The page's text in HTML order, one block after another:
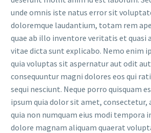
unde omnis iste natus error sit
doloremque laudantium, totam rem
quae ab illo inventore veritatis et quasi
vitae dicta sunt explicabo. Nemo enim
quia voluptas sit aspernatur aut odit
consequuntur magni dolores eos qui
sequi nesciunt. Neque porro quisquam
ipsum quia dolor sit amet, consectetur,
quia non numquam eius modi tempora
dolore magnam aliquam quaerat